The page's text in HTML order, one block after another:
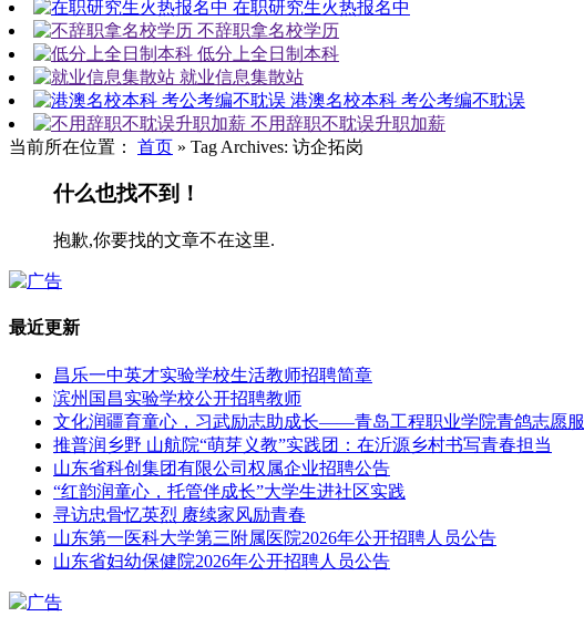
在职研究生火热报名中
不辞职拿名校学历
低分上全日制本科
就业信息集散站
港澳名校本科 考公考编不耽误
不用辞职不耽误升职加薪
当前所在位置： 首页 » Tag Archives: 访企拓岗
什么也找不到！
抱歉,你要找的文章不在这里.
最近更新
昌乐一中英才实验学校生活教师招聘简章
滨州国昌实验学校公开招聘教师
文化润疆育童心，习武励志助成长——青岛工程职业学院青鸽志愿
推普润乡野 山航院“萌芽义教”实践团：在沂源乡村书写青春担当
山东省科创集团有限公司权属企业招聘公告
“红韵润童心，托管伴成长”大学生进社区实践
寻访忠骨忆英烈 赓续家风励青春
山东第一医科大学第三附属医院2026年公开招聘人员公告
山东省妇幼保健院2026年公开招聘人员公告